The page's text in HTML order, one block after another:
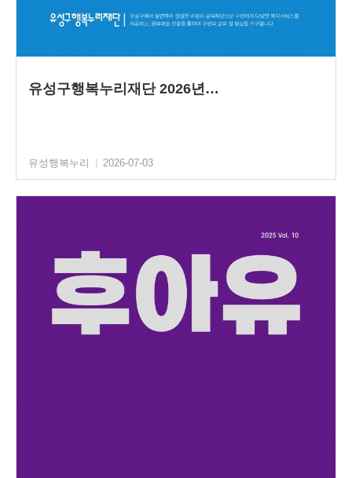
유성구행복누리재단 2026년…
유성행복누리 2026-07-03